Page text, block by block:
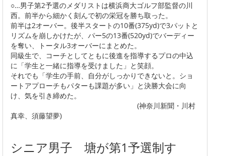
○…男子第2予選のメダリストは横浜商大ゴルフ部監督の川
西。前半から細かく刻んで初の栄冠を勝ち取った。
前半は2オーバー。後半スタートの10番(375yd)で3パットと
リズムを崩しかけたが、パー5の13番(520yd)でバーディー
を奪い、トータル3オーバーにまとめた。
同級生で、コーチとしてともに後進を指導するプロの中込
に「学生と一緒に指導を受けました」と笑顔。
それでも「学生の手前、自分がしっかりできないと。ショ
ートアプローチもパターも課題が多い」と決勝大会に向
け、気を引き締めた。
(神奈川新聞・川村
真幸、須藤望夢)
シニア男子 塘が第1予選制す